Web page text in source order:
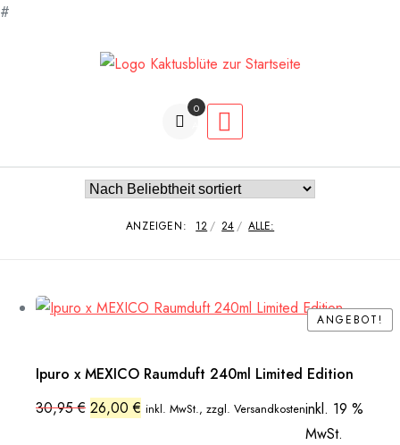
#
0
ANZEIGEN: 12 24 ALLE:
ANGEBOT!
ANGEBOT!
Ipuro x MEXICO Raumduft 240ml Limited Edition
30,95€ Ursprünglicher
Preis
26,00€ Aktueller
Preis
inkl. MwSt., zzgl. Versandkosteninkl. 19 %
MwSt.